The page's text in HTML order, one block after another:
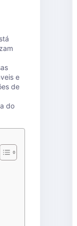
e
de
do